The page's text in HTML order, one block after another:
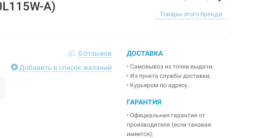
A)
Товары этого бренда
0 отзывов
Добавить в список желаний
ДОСТАВКА
• Самовывоз из точки выдачи;
• Из пункта службы доставки;
• Курьером по адресу.
ГАРАНТИЯ
• Официальная гарантия от
производителя (если таковая
имеется);